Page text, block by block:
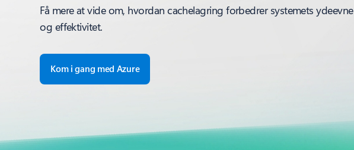
Få mere at vide om, hvordan cachelagring forbedrer systemets ydeevne
og effektivitet.
Kom i gang med Azure